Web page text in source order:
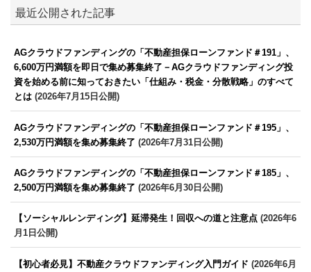
最近公開された記事
AGクラウドファンディングの「不動産担保ローンファンド＃191」、
6,600万円満額を即日で集め募集終了－AGクラウドファンディング投
資を始める前に知っておきたい「仕組み・税金・分散戦略」のすべて
とは (2026年7月15日公開)
AGクラウドファンディングの「不動産担保ローンファンド＃195」、
2,530万円満額を集め募集終了 (2026年7月31日公開)
AGクラウドファンディングの「不動産担保ローンファンド＃185」、
2,500万円満額を集め募集終了 (2026年6月30日公開)
【ソーシャルレンディング】延滞発生！回収への道と注意点 (2026年6
月1日公開)
【初心者必見】不動産クラウドファンディング入門ガイド (2026年6月